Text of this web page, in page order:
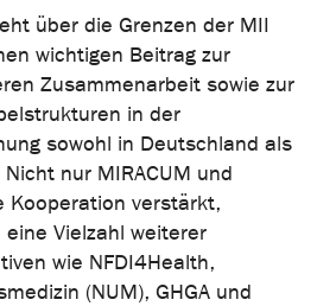
über die Grenzen der MII
wichtigen Beitrag zur
Zusammenarbeit sowie zur
in der
sowohl in Deutschland als
nur MIRACUM und
Kooperation verstärkt,
Vielzahl weiterer
wie NFDI4Health,
(NUM), GHGA und